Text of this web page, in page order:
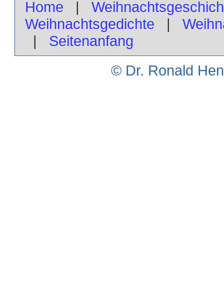
Home |
Weihnachtsgedichte |
| Seitenanfang
© Dr. Ronald